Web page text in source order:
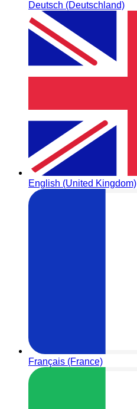
Deutsch (Deutschland)
English (United Kingdom)
Français (France)